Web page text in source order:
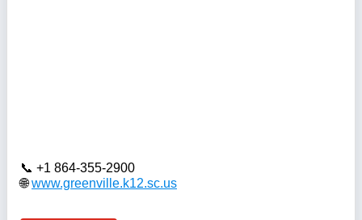
+1 864-355-2900
www.greenville.k12.sc.us